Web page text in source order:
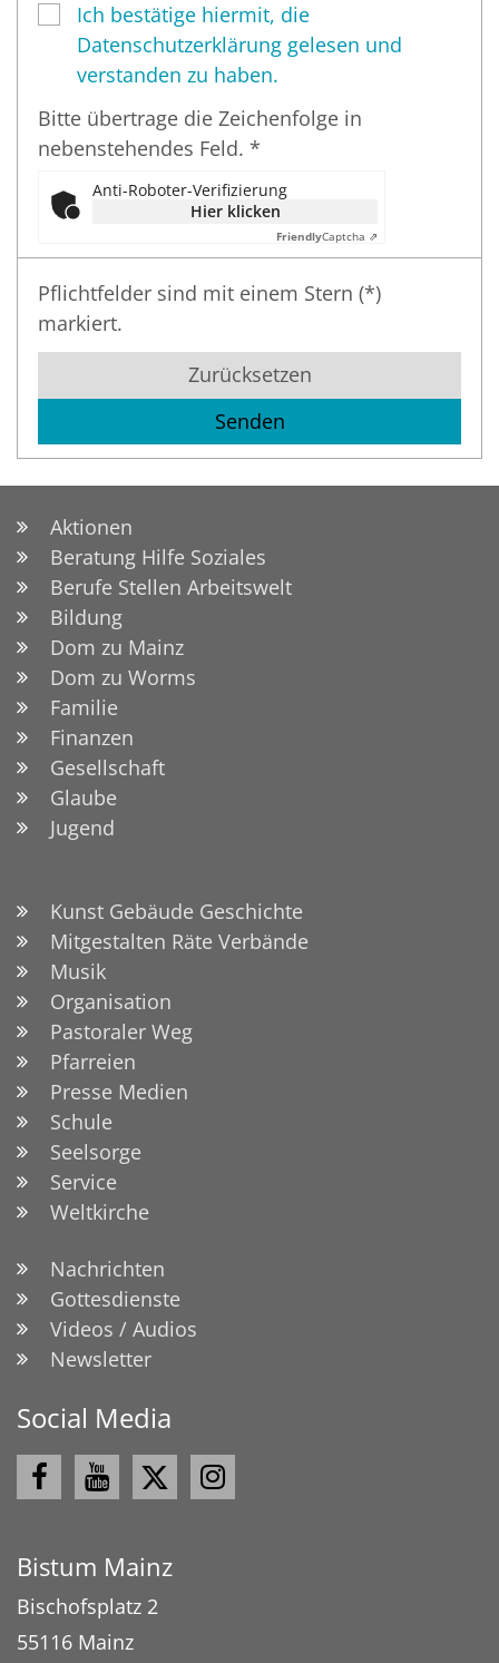
Ich bestätige hiermit, die
Datenschutzerklärung gelesen und
verstanden zu haben.
Bitte übertrage die Zeichenfolge in
nebenstehendes Feld. *
Anti-Roboter-Verifizierung
Hier klicken
FriendlyCaptcha ⇗
Pflichtfelder sind mit einem Stern (*)
markiert.
Zurücksetzen
Aktionen
Beratung Hilfe Soziales
Berufe Stellen Arbeitswelt
Bildung
Dom zu Mainz
Dom zu Worms
Familie
Finanzen
Gesellschaft
Glaube
Jugend
Kunst Gebäude Geschichte
Mitgestalten Räte Verbände
Musik
Organisation
Pastoraler Weg
Pfarreien
Presse Medien
Schule
Seelsorge
Service
Weltkirche
Nachrichten
Gottesdienste
Videos / Audios
Newsletter
Social Media
Bistum Mainz
Bischofsplatz 2
55116 Mainz